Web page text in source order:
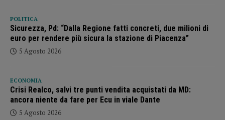
POLITICA
Sicurezza, Pd: “Dalla Regione fatti concreti, due milioni di
euro per rendere più sicura la stazione di Piacenza”
5 Agosto 2026
ECONOMIA
Crisi Realco, salvi tre punti vendita acquistati da MD:
ancora niente da fare per Ecu in viale Dante
5 Agosto 2026